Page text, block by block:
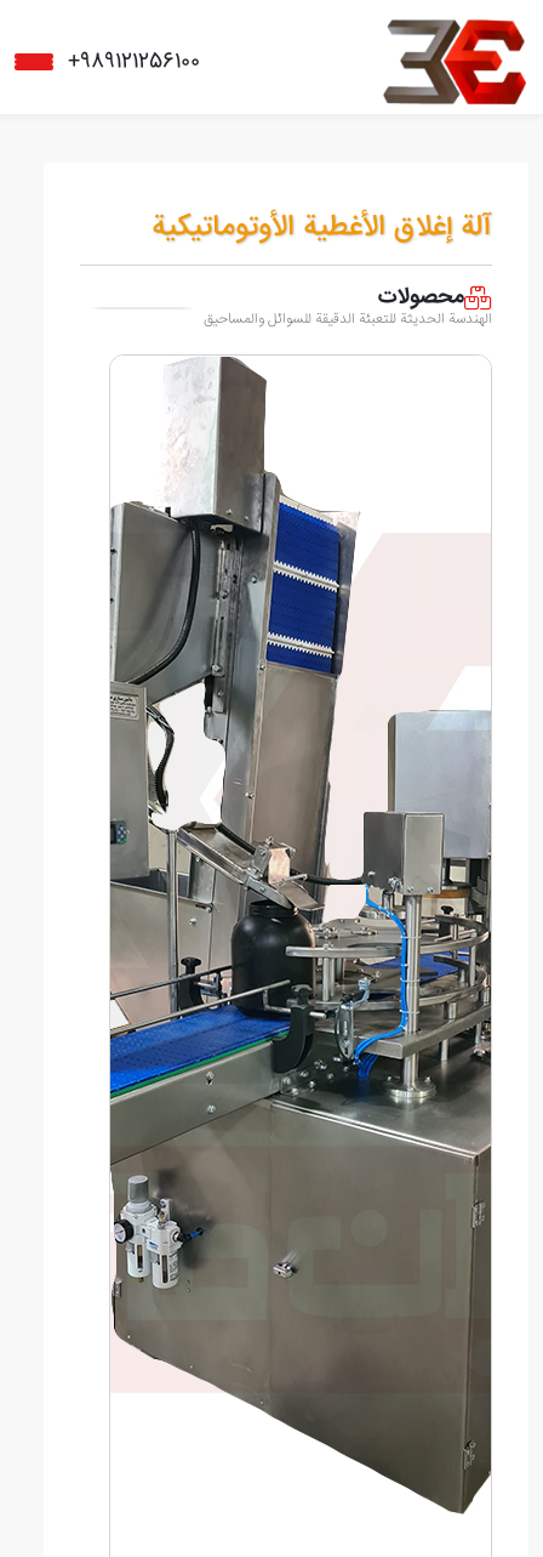
+989121256100
آلة إغلاق الأغطية الأوتوماتيكية
محصولات
الهندسة الحديثة للتعبئة الدقيقة للسوائل والمساحيق